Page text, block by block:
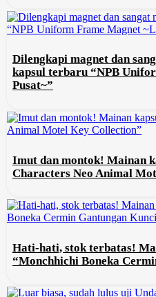
Dilengkapi magnet dan
kapsul terbaru “NPB
Pusat~”
Imut dan montok! Mainan
Characters Neo Animal
Hati-hati, stok terbatas!
“Monchhichi Boneka